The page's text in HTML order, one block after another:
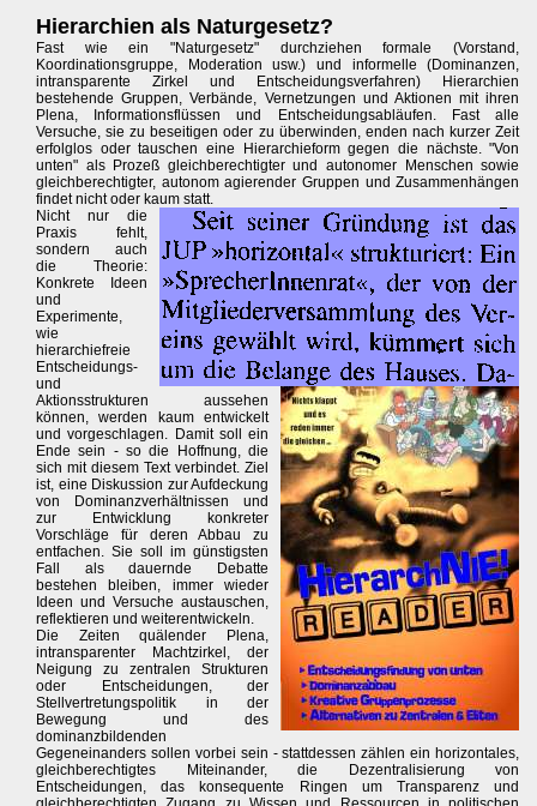
Hierarchien als Naturgesetz?
Fast wie ein "Naturgesetz" durchziehen formale (Vorstand,
Koordinationsgruppe, Moderation usw.) und informelle (Dominanzen,
intransparente Zirkel und Entscheidungsverfahren) Hierarchien
bestehende Gruppen, Verbände, Vernetzungen und Aktionen mit ihren
Plena, Informationsflüssen und Entscheidungsabläufen. Fast alle
Versuche, sie zu beseitigen oder zu überwinden, enden nach kurzer Zeit
erfolglos oder tauschen eine Hierarchieform gegen die nächste. "Von
unten" als Prozeß gleichberechtigter und autonomer Menschen sowie
gleichberechtigter, autonom agierender Gruppen und Zusammenhängen
findet nicht oder kaum statt.
Nicht nur die
Praxis fehlt,
sondern auch
die Theorie:
Konkrete Ideen
und
Experimente,
wie
hierarchiefreie
Entscheidungs-
und
Aktionsstrukturen aussehen
können, werden kaum entwickelt
und vorgeschlagen. Damit soll ein
Ende sein - so die Hoffnung, die
sich mit diesem Text verbindet. Ziel
ist, eine Diskussion zur Aufdeckung
von Dominanzverhältnissen und
zur Entwicklung konkreter
Vorschläge für deren Abbau zu
entfachen. Sie soll im günstigsten
Fall als dauernde Debatte
bestehen bleiben, immer wieder
Ideen und Versuche austauschen,
reflektieren und weiterentwickeln.
Die Zeiten quälender Plena,
intransparenter Machtzirkel, der
Neigung zu zentralen Strukturen
oder Entscheidungen, der
Stellvertretungspolitik in der
Bewegung und des
dominanzbildenden
Gegeneinanders sollen vorbei sein - stattdessen zählen ein horizontales,
gleichberechtigtes Miteinander, die Dezentralisierung von
Entscheidungen, das konsequente Ringen um Transparenz und